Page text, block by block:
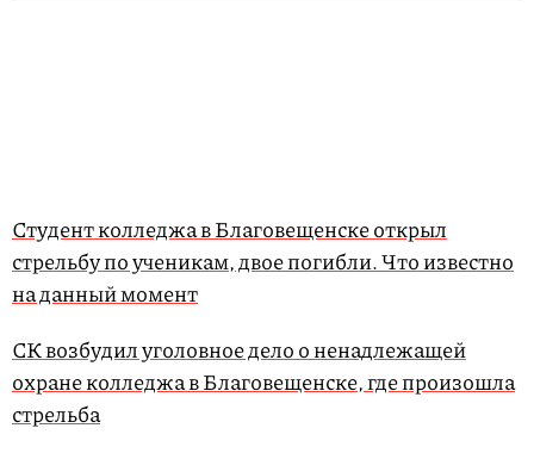
Студент колледжа в Благовещенске открыл
стрельбу по ученикам, двое погибли. Что известно
на данный момент
СК возбудил уголовное дело о ненадлежащей
охране колледжа в Благовещенске, где произошла
стрельба